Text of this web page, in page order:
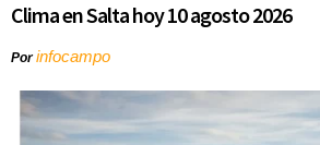
Clima en Salta hoy 10 agosto 2026
Porinfocampo